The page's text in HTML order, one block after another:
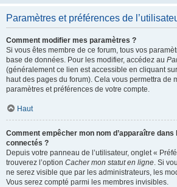
Paramètres et préférences de
Comment modifier mes paramètres ?
Si vous êtes membre de ce forum, tous vos
base de données. Pour les modifier, accédez au
(généralement ce lien est accessible en cliquant
haut des pages du forum). Cela vous permettra de
paramètres et préférences de votre compte.
Haut
Comment empêcher mon nom d’apparaître
connectés ?
Depuis votre panneau de l’utilisateur, onglet «
trouverez l’option Cacher mon statut en ligne. Si
ne serez visible que par les administrateurs, les
Vous serez compté parmi les membres invisibles.